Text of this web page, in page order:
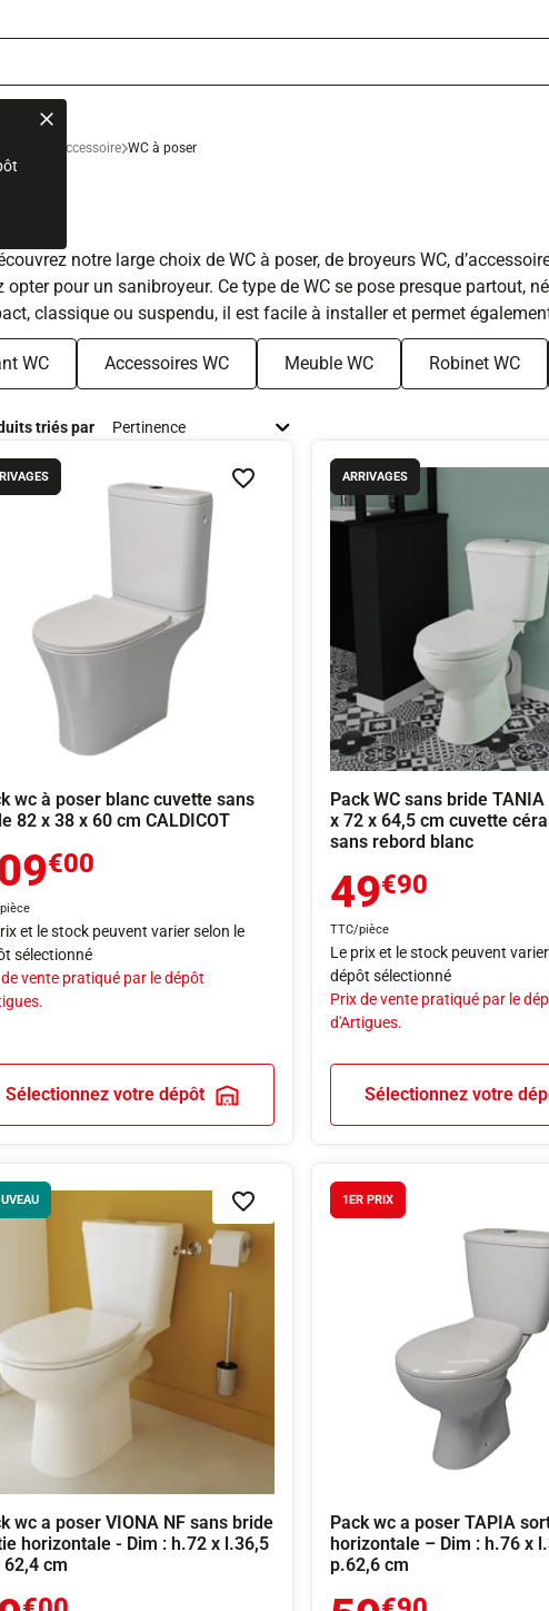
broyeur et accessoire WC à poser
notre large choix de WC à poser, de broyeurs WC,
pour un sanibroyeur. Ce type de WC se pose presque partout,
classique ou suspendu, il est facile à installer et permet
WC Accessoires WC Meuble WC Robinet WC
triés par
Ajouter à la liste de souhaits
wc à poser blanc cuvette sans
82 x 38 x 60 cm CALDICOT
€00
et le stock peuvent varier selon le
sélectionné
vente pratiqué par le dépôt
Sélectionnez votre dépôt
ARRIVAGES
Pack WC sans bride
x 72 x 64,5 cm cuvette
sans rebord blanc
49€90
TTC/pièce
Le prix et le stock peuvent
dépôt sélectionné
Prix de vente pratiqué par le
d'Artigues.
Sélectionnez votre
Ajouter à la liste de souhaits
wc a poser VIONA NF sans bride
horizontale - Dim : h.72 x l.36,5
62,4 cm
1ER PRIX
Pack wc a poser TAPIA
horizontale – Dim : h.76 x
p.62,6 cm